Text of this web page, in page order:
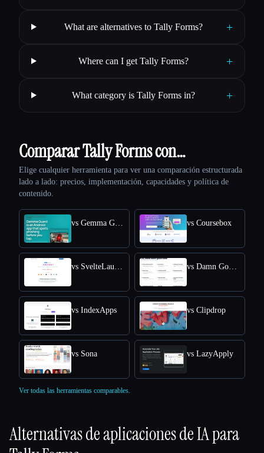
What are alternatives to Tally Forms? +
Where can I get Tally Forms? +
What category is Tally Forms in? +
Comparar Tally Forms con…
Elige cualquier herramienta para ver una comparación estructurada
lado a lado: precios, implementación, capacidades y política de
contenido.
vs Coursebox
vs IndexApps vs Clipdrop
vs Sona vs LazyApply
Ver todas las herramientas comparables.
Alternativas de aplicaciones de IA para